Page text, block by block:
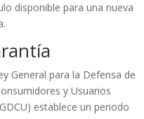
disponible para una nueva
General para la Defensa de
y Usuarios
establece un periodo